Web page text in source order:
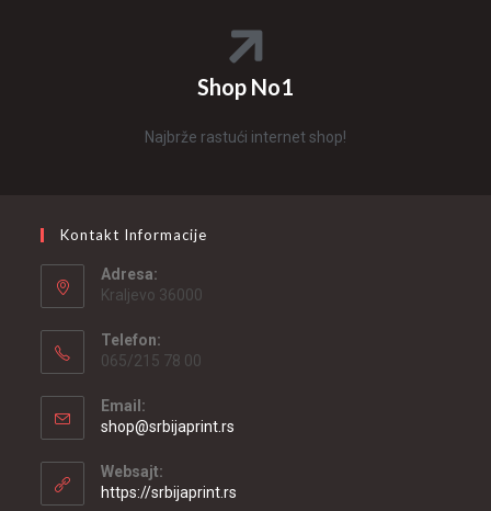
Shop No1
Najbrže rastući internet shop!
Kontakt Informacije
Adresa:
Kraljevo 36000
Telefon:
065/215 78 00
Email:
shop@srbijaprint.rs
Websajt:
https://srbijaprint.rs